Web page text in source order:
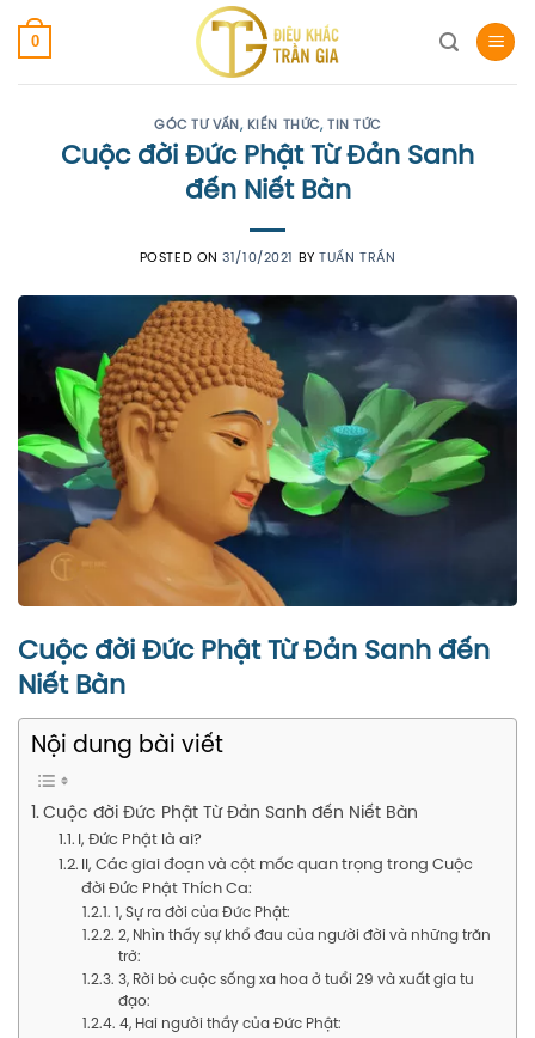
Skip
0
GÓC TƯ VẤN , KIẾN THỨC, TIN TỨC
Cuộc đời Đức Phật Từ Đản Sanh
đến Niết Bàn
POSTED ON31/10/2021 BYTUẤN TRẦN
Cuộc đời Đức Phật Từ Đản Sanh đến
Niết Bàn
Nội dung bài viết
Cuộc đời Đức Phật Từ Đản Sanh đến Niết Bàn
I, Đức Phật là ai?
II, Các giai đoạn và cột mốc quan trọng trong Cuộc
đời Đức Phật Thích Ca:
1, Sự ra đời của Đức Phật:
2, Nhìn thấy sự khổ đau của người đời và những trăn
trở:
3, Rời bỏ cuộc sống xa hoa ở tuổi 29 và xuất gia tu
đạo:
4, Hai người thầy của Đức Phật: